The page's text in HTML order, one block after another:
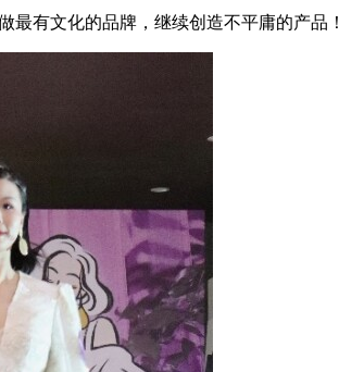
有文化的品牌，继续创造不平庸的产品！